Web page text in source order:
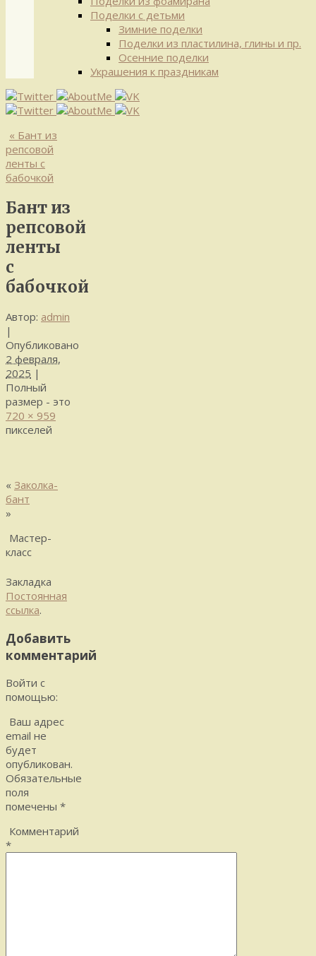
Поделки с детьми
Зимние поделки
Поделки из пластилина, глины и пр.
Осенние поделки
Украшения к праздникам
« Бант из
репсовой
ленты с
бабочкой
Бант из
репсовой
ленты
с
бабочкой
Автор: admin
|
Опубликовано
2 февраля,
2025 |
Полный
размер - это
720 × 959
пикселей
« Заколка-
бант
»
Мастер-
класс
Закладка
Постоянная
ссылка.
Добавить
комментарий
Войти с
помощью:
Ваш адрес
email не
будет
опубликован.
Обязательные
поля
помечены *
Комментарий
*